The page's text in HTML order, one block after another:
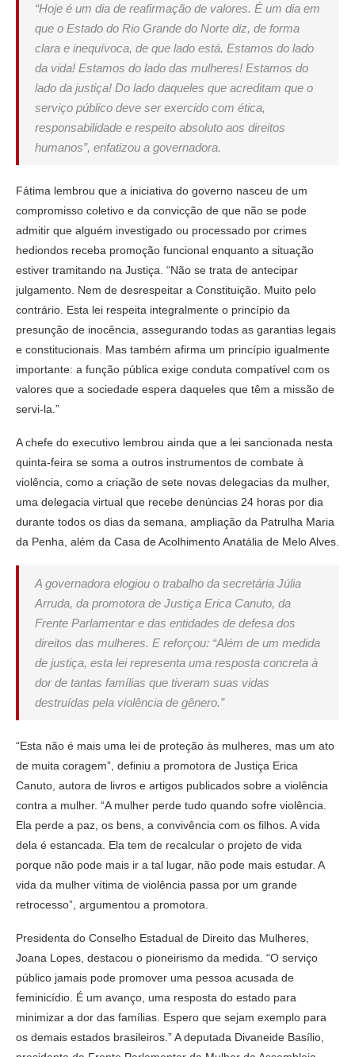
“Hoje é um dia de reafirmação de valores. É um dia em
que o Estado do Rio Grande do Norte diz, de forma
clara e inequívoca, de que lado está. Estamos do lado
da vida! Estamos do lado das mulheres! Estamos do
lado da justiça! Do lado daqueles que acreditam que o
serviço público deve ser exercido com ética,
responsabilidade e respeito absoluto aos direitos
humanos”, enfatizou a governadora.
Fátima lembrou que a iniciativa do governo nasceu de um
compromisso coletivo e da convicção de que não se pode
admitir que alguém investigado ou processado por crimes
hediondos receba promoção funcional enquanto a situação
estiver tramitando na Justiça. “Não se trata de antecipar
julgamento. Nem de desrespeitar a Constituição. Muito pelo
contrário. Esta lei respeita integralmente o princípio da
presunção de inocência, assegurando todas as garantias legais
e constitucionais. Mas também afirma um princípio igualmente
importante: a função pública exige conduta compatível com os
valores que a sociedade espera daqueles que têm a missão de
servi-la.”
A chefe do executivo lembrou ainda que a lei sancionada nesta
quinta-feira se soma a outros instrumentos de combate à
violência, como a criação de sete novas delegacias da mulher,
uma delegacia virtual que recebe denúncias 24 horas por dia
durante todos os dias da semana, ampliação da Patrulha Maria
da Penha, além da Casa de Acolhimento Anatália de Melo Alves.
A governadora elogiou o trabalho da secretária Júlia
Arruda, da promotora de Justiça Erica Canuto, da
Frente Parlamentar e das entidades de defesa dos
direitos das mulheres. E reforçou: “Além de um medida
de justiça, esta lei representa uma resposta concreta à
dor de tantas famílias que tiveram suas vidas
destruídas pela violência de gênero.”
“Esta não é mais uma lei de proteção às mulheres, mas um ato
de muita coragem”, definiu a promotora de Justiça Erica
Canuto, autora de livros e artigos publicados sobre a violência
contra a mulher. “A mulher perde tudo quando sofre violência.
Ela perde a paz, os bens, a convivência com os filhos. A vida
dela é estancada. Ela tem de recalcular o projeto de vida
porque não pode mais ir a tal lugar, não pode mais estudar. A
vida da mulher vítima de violência passa por um grande
retrocesso”, argumentou a promotora.
Presidenta do Conselho Estadual de Direito das Mulheres,
Joana Lopes, destacou o pioneirismo da medida. “O serviço
público jamais pode promover uma pessoa acusada de
feminicídio. É um avanço, uma resposta do estado para
minimizar a dor das famílias. Espero que sejam exemplo para
os demais estados brasileiros.” A deputada Divaneide Basílio,